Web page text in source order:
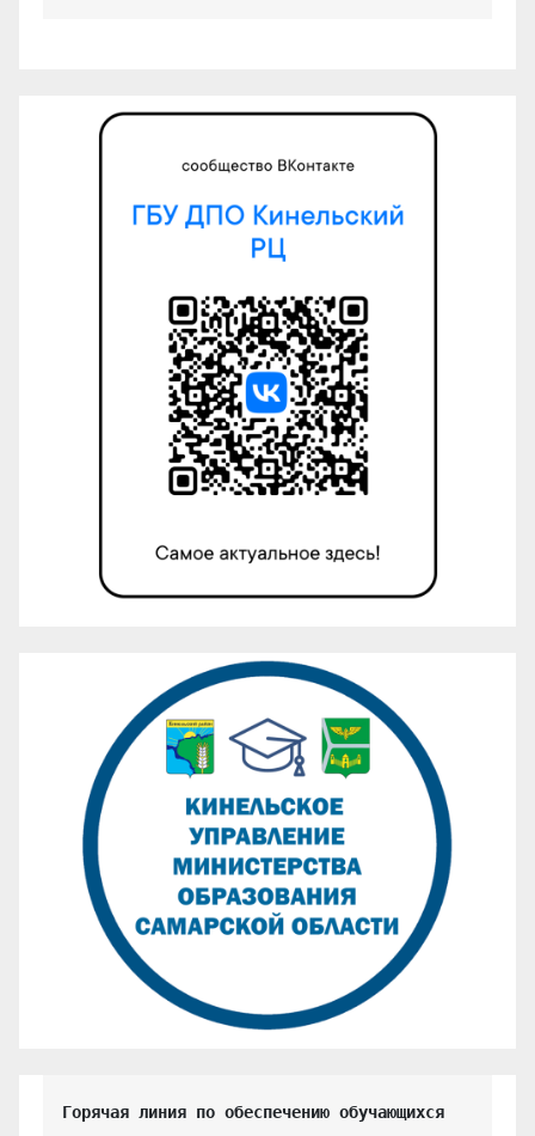
Горячая линия по обеспечению обучающихся